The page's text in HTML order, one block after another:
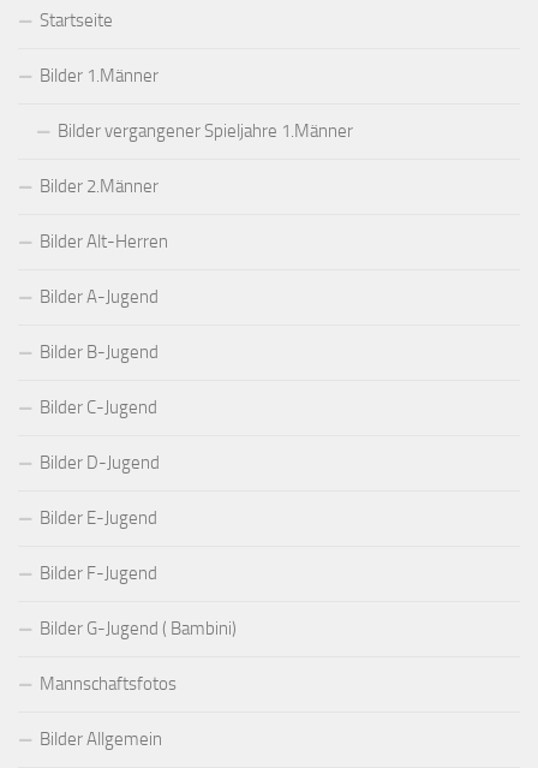
Startseite
Bilder 1.Männer
Bilder vergangener Spieljahre 1.Männer
Bilder 2.Männer
Bilder Alt-Herren
Bilder A-Jugend
Bilder B-Jugend
Bilder C-Jugend
Bilder D-Jugend
Bilder E-Jugend
Bilder F-Jugend
Bilder G-Jugend ( Bambini)
Mannschaftsfotos
Bilder Allgemein